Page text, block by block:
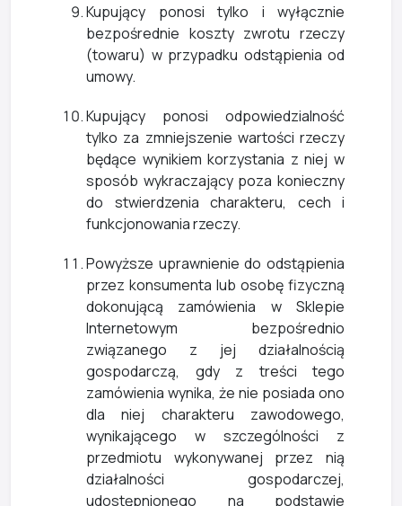
Kupujący ponosi tylko i wyłącznie
bezpośrednie koszty zwrotu rzeczy
(towaru) w przypadku odstąpienia od
umowy.
Kupujący ponosi odpowiedzialność
tylko za zmniejszenie wartości rzeczy
będące wynikiem korzystania z niej w
sposób wykraczający poza konieczny
do stwierdzenia charakteru, cech i
funkcjonowania rzeczy.
Powyższe uprawnienie do odstąpienia
przez konsumenta lub osobę fizyczną
dokonującą zamówienia w Sklepie
Internetowym bezpośrednio
związanego z jej działalnością
gospodarczą, gdy z treści tego
zamówienia wynika, że nie posiada ono
dla niej charakteru zawodowego,
wynikającego w szczególności z
przedmiotu wykonywanej przez nią
działalności gospodarczej,
udostępnionego na podstawie